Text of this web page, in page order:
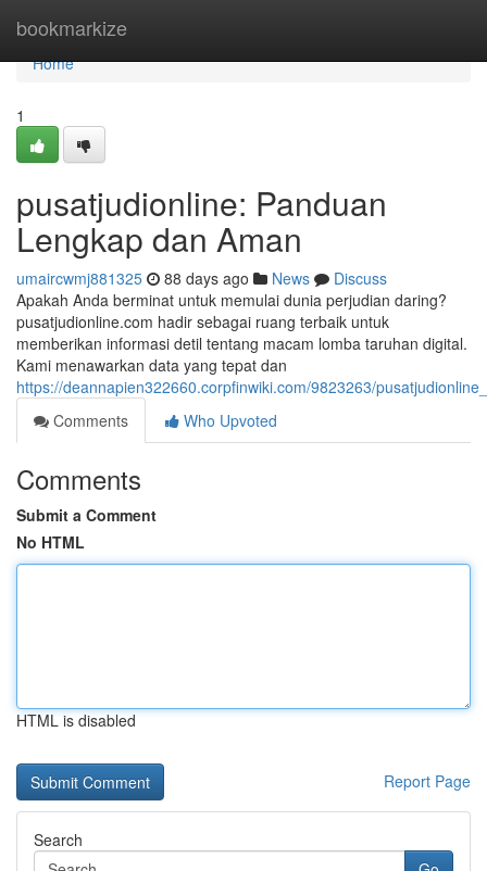
bookmarkize
Home
Home
1
pusatjudionline: Panduan
Lengkap dan Aman
umaircwmj881325 88 days ago News
Discuss
Apakah Anda berminat untuk memulai dunia perjudian daring?
pusatjudionline.com hadir sebagai ruang terbaik untuk
memberikan informasi detil tentang macam lomba taruhan digital.
Kami menawarkan data yang tepat dan
https://deannapien322660.corpfinwiki.com/9823263/
Comments
Who Upvoted
Comments
Submit a Comment
No HTML
HTML is disabled
Report Page
Search